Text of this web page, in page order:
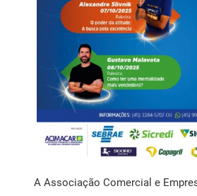
A Associação Comercial e
Mensagem Motivacional
Ponto de Atendimento ao Empreendedor
Registro de Marcas
Saúde Livre Vacinas
Saúde Ocupacional